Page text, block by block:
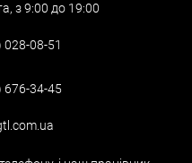
з 9:00 до 19:00
028-08-51
676-34-45